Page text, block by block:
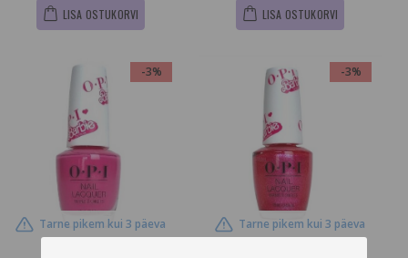
LISA OSTUKORVI LISA OSTUKORVI
-3%
Tarne pikem kui 3 päeva
-3%
Tarne pikem kui 3 päeva